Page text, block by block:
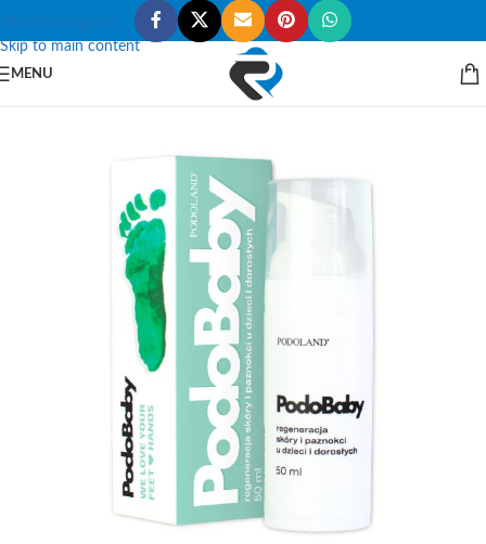
Skip to navigation
Skip to main content
MENU